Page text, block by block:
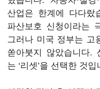
산업은 한계에 다다랐
파산보호 신청이라는
그러나 미국 정부는 고
쏟아붓지 않았습니다.
는 ‘리셋’을 선택한 것입